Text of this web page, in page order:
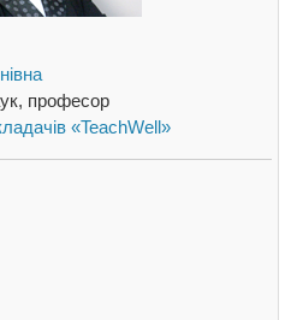
професор
«TeachWell»